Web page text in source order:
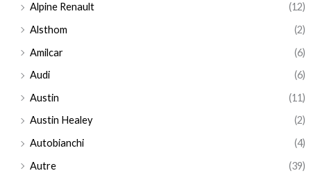
Alpine Renault
(12)
Alsthom
(2)
Amilcar
(6)
Audi
(6)
Austin
(11)
Austin Healey
(2)
Autobianchi
(4)
Autre
(39)